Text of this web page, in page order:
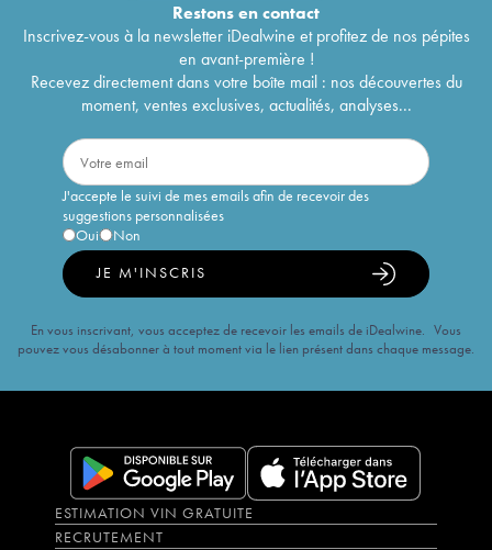
Restons encontact
Inscrivez-vous à la newsletter iDealwine et profitez de nos pépites
en avant-première !
Recevez directement dans votre boîte mail : nos découvertes du
moment, ventes exclusives, actualités, analyses...
J'accepte le suivi de mes emails afin de recevoir des
suggestions personnalisées
Oui
Non
JE M'INSCRIS
En vous inscrivant, vous acceptez de recevoir les emails de iDealwine. Vous
pouvez vous désabonner à tout moment via le lien présent dans chaque message.
ESTIMATION VIN GRATUITE
RECRUTEMENT